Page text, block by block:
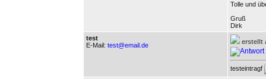
Tolle und
Gruß
Dirk
test
E-Mail: test@email.de erstellt
testeintragf